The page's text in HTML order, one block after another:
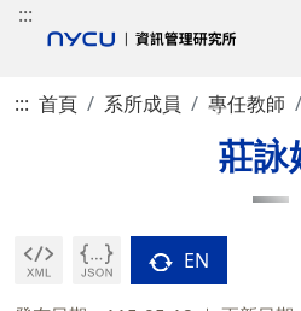
:::
::: 首頁 系所成員 專任教師
莊詠
EN